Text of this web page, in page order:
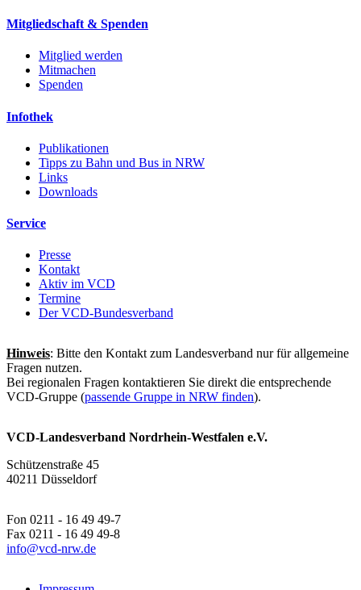
Mitgliedschaft & Spenden
Mitglied werden
Mitmachen
Spenden
Infothek
Publikationen
Tipps zu Bahn und Bus in NRW
Links
Downloads
Service
Presse
Kontakt
Aktiv im VCD
Termine
Der VCD-Bundesverband
Hinweis: Bitte den Kontakt zum Landesverband nur für allgemeine
Fragen nutzen.
Bei regionalen Fragen kontaktieren Sie direkt die entsprechende
VCD-Gruppe (passende Gruppe in NRW finden).
VCD-Landesverband Nordrhein-Westfalen e.V.
Schützenstraße 45
40211 Düsseldorf
Fon 0211 - 16 49 49-7
Fax 0211 - 16 49 49-8
info@vcd-nrw.de